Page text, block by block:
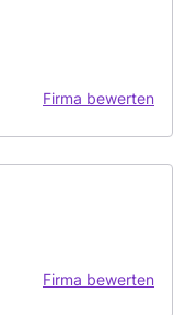
Firma bewerten
Firma bewerten